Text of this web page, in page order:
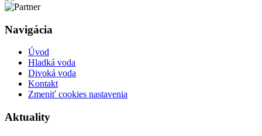
Navigácia
Úvod
Hladká voda
Divoká voda
Kontakt
Zmeniť cookies nastavenia
Aktuality